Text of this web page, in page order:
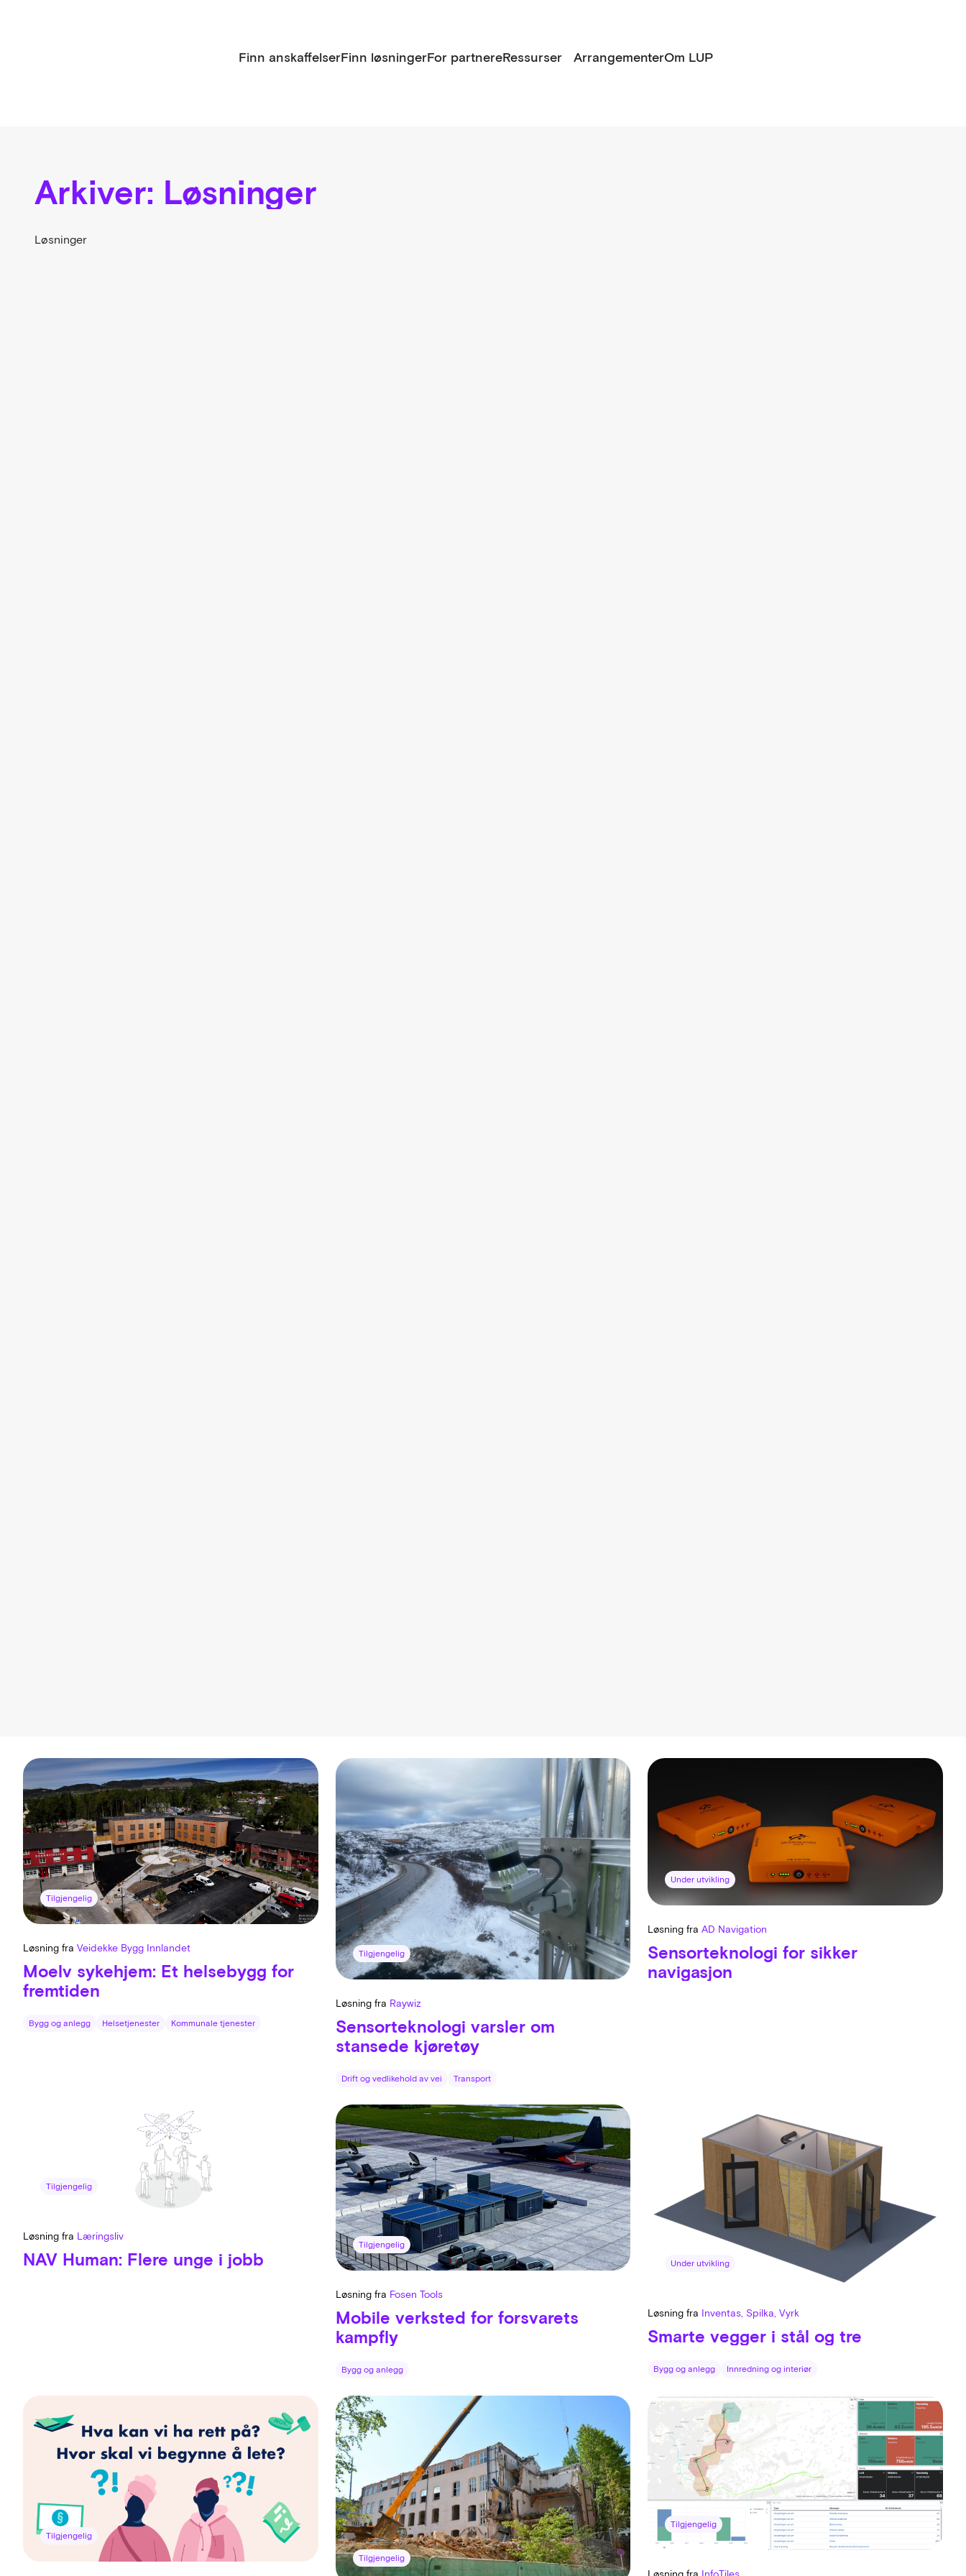
Finn anskaffelserFinn løsningerFor partnereRessurser ArrangementerOm LUP
Arkiver: Løsninger
Løsninger
Tilgjengelig
Løsning fra Veidekke Bygg Innlandet
Moelv sykehjem: Et helsebygg for
fremtiden
Bygg og anlegg Helsetjenester Kommunale tjenester
Tilgjengelig
Løsning fra Raywiz
Sensorteknologi varsler om
stansede kjøretøy
Drift og vedlikehold av vei Transport
Under utvikling
Løsning fraAD Navigation
Sensorteknologi for sikker
navigasjon
Tilgjengelig
Løsning fra Læringsliv
NAV Human: Flere unge i jobb
Tilgjengelig
Løsning fra Fosen Tools
Mobile verksted for forsvarets
kampfly
Bygg og anlegg
Under utvikling
Løsning fra Inventas, Spilka, Vyrk
Smarte vegger i stål og tre
Bygg og anlegg Innredning og interiør
Tilgjengelig
Tilgjengelig
Tilgjengelig